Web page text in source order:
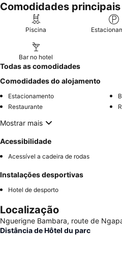
Comodidades
Piscina
Bar no hotel
Todas as comodidades
Comodidades do alojamento
Estacionamento
Restaurante
Mostrar mais
Acessibilidade
Acessível a cadeira de rodas
Instalações desportivas
Hotel de desporto
Localização
Nguerigne Bambara, route de
Distância de Hôtel du parc